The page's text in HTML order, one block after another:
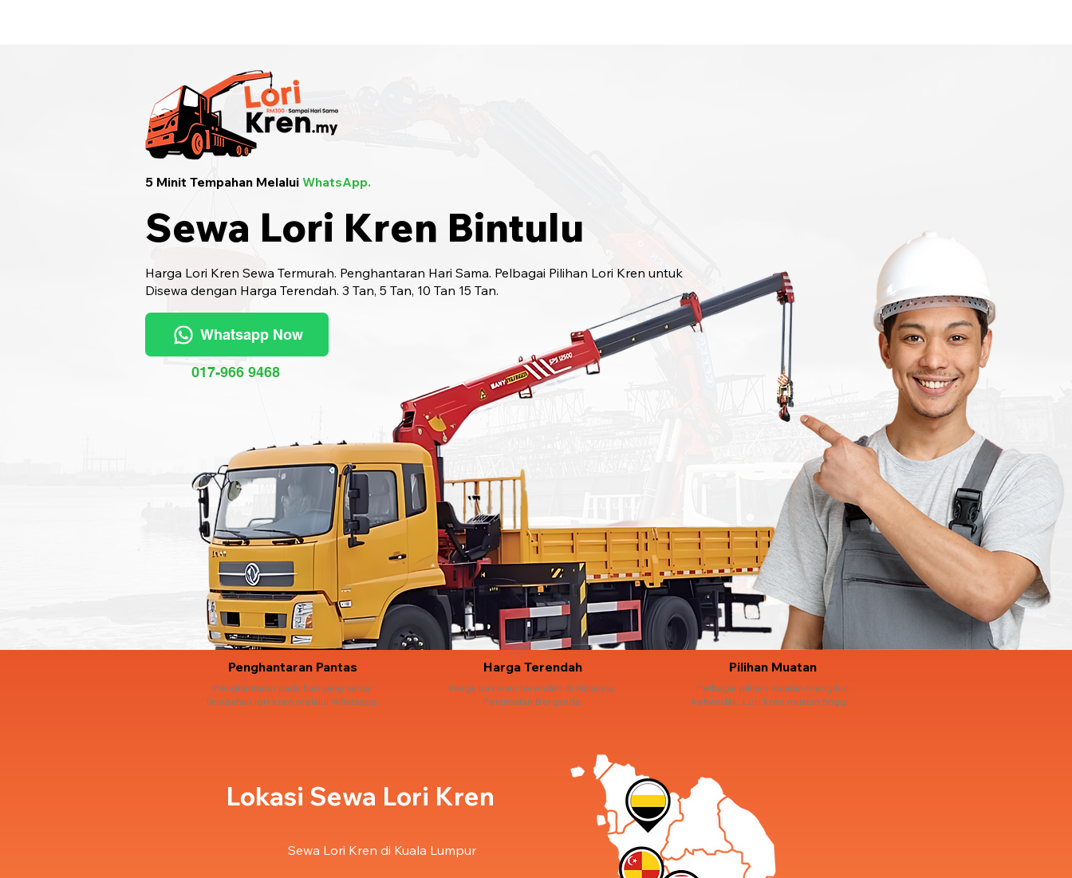
5 Minit Tempahan Melalui WhatsApp.
Sewa Lori Kren Bintulu
Harga Lori Kren Sewa Termurah. Penghantaran Hari Sama. Pelbagai Pilihan Lori Kren untuk
Disewa dengan Harga Terendah. 3 Tan, 5 Tan, 10 Tan 15 Tan.
Whatsapp Now
017-966 9468
Penghantaran Pantas
Penghantaran pada hari yang sama.
Tempahan lori kren melalui Whatsapp.
Harga Terendah
Harga lori kren terendah di Malaysia.
Penjimatan Berganda.
Pilihan Muatan
Pelbagai pilihan muatan mengikut
kehendak. Lori kren muatan tinggi.
Lokasi Sewa Lori Kren
Sewa Lori Kren di Kuala Lumpur